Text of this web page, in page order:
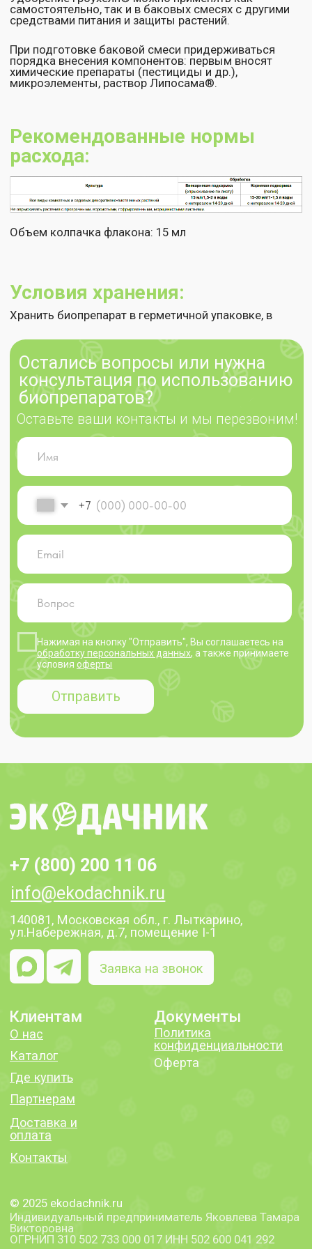
Нажимая на кнопку "Отправить", Вы соглашаетесь на
обработку персональных данных,а также принимаете
условия
Отправить
Политика
конфиденциальности
Оферта
О нас
Контакты
Доставка и
оплата
Партнерам
Где купить
140081, Московская обл., г. Лыткарино,
info@ekodachnik.ru
© 2025 ekodachnik.ru
Индивидуальный предприниматель Яковлева Тамара
ОГРНИП 310 502 733 000 017 ИНН 502 600 041 292